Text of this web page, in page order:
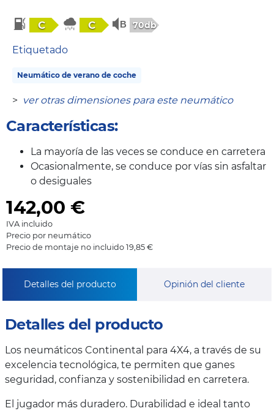
C C 70db
Etiquetado
Neumático de verano de coche
> ver otras dimensiones para este neumático
Características:
La mayoría de las veces se conduce en carretera
Ocasionalmente, se conduce por vías sin asfaltar
o desiguales
142,00 €
IVA incluido
Precio por neumático
Precio de montaje no incluido 19,85 €
Detalles del producto Opinión del cliente
Detalles del producto
Los neumáticos Continental para 4X4, a través de su
excelencia tecnológica, te permiten que ganes
seguridad, confianza y sostenibilidad en carretera.
El jugador más duradero. Durabilidad e ideal tanto